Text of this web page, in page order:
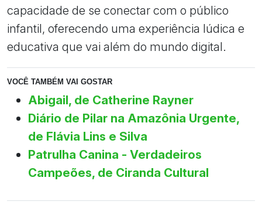
capacidade de se conectar com o público
infantil, oferecendo uma experiência lúdica e
educativa que vai além do mundo digital.
VOCÊ TAMBÉM VAI GOSTAR
Abigail, de Catherine Rayner
Diário de Pilar na Amazônia Urgente,
de Flávia Lins e Silva
Patrulha Canina - Verdadeiros
Campeões, de Ciranda Cultural